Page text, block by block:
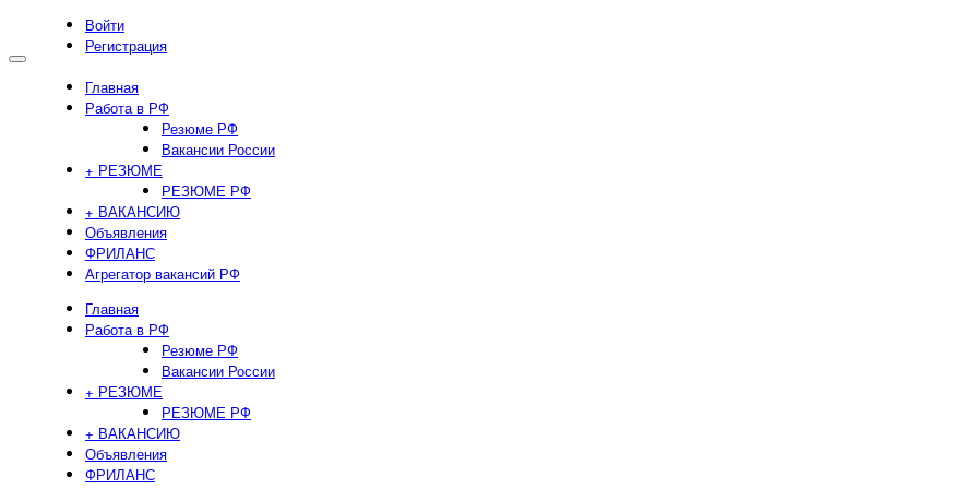
Войти
Регистрация
Главная
Работа в РФ
Резюме РФ
Вакансии России
+ РЕЗЮМЕ
РЕЗЮМЕ РФ
+ ВАКАНСИЮ
Объявления
ФРИЛАНС
Агрегатор вакансий РФ
Главная
Работа в РФ
Резюме РФ
Вакансии России
+ РЕЗЮМЕ
РЕЗЮМЕ РФ
+ ВАКАНСИЮ
Объявления
ФРИЛАНС